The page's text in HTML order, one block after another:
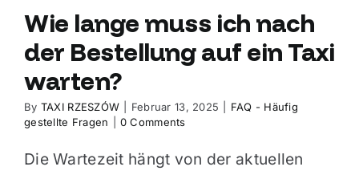
Wie lange muss ich nach
der Bestellung auf ein Taxi
warten?
By TAXI RZESZÓW Februar 13, 2025
FAQ - Häufig
gestellte Fragen
0 Comments
Die Wartezeit hängt von der aktuellen